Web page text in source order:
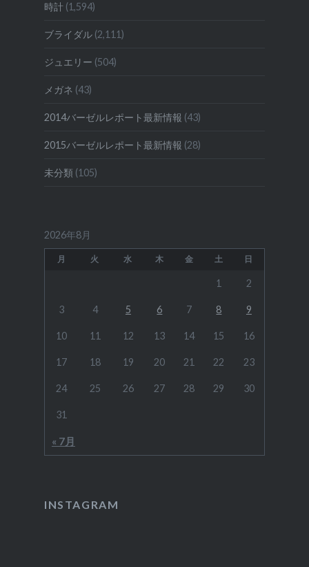
時計(1,594)
ブライダル(2,111)
ジュエリー (504)
メガネ (43)
2014バーゼルレポート最新情報 (43)
2015バーゼルレポート最新情報 (28)
未分類 (105)
2026年8月
月 火 水 木 金 土 日
« 7月
1 2
3 4 5 6 7 8 9
10 11 12 13 14 15 16
17 18 19 20 21 22 23
24 25 26 27 28 29 30
31
INSTAGRAM